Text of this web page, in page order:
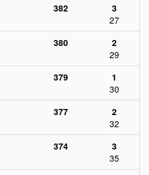
382
3
27
380
2
29
379
1
30
377
2
32
374
3
35